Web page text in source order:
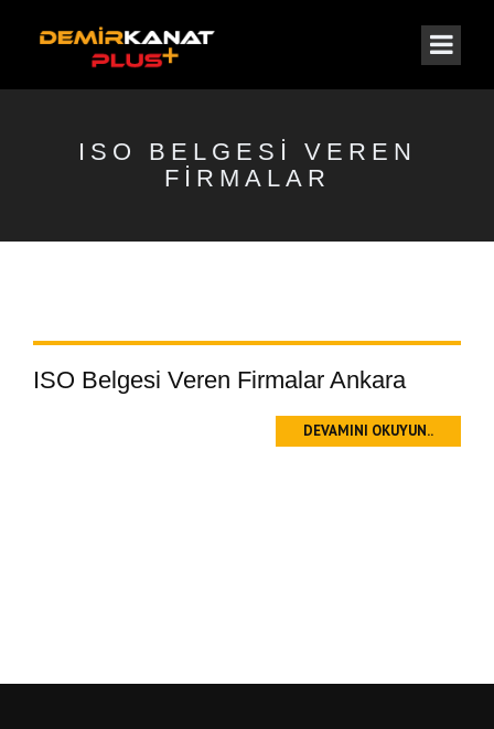
ISO BELGESI VEREN
FIRMALAR
ISO Belgesi Veren Firmalar Ankara
DEVAMINI OKUYUN..